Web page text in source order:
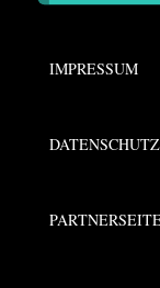
IMPRESSUM
DATENSCHUTZ